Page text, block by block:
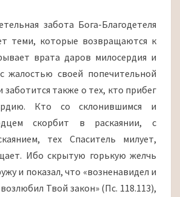
забота Бога-Благодетеля
теми, которые возвращаются к
врата даров милосердия и
жалостью своей попечительной
также о тех, кто прибег
Кто со склонившимся и
скорбит в раскаянии, с
тех Спаситель милует,
Ибо скрытую горькую желчь
и показал, что «возненавидел и
Твой закон» (Пс. 118.113),